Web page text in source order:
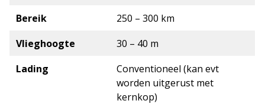
Bereik
250 – 300 km
Vlieghoogte
30 – 40 m
Lading
Conventioneel (kan evt
worden uitgerust met
kernkop)